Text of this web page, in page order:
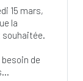
15 mars,
la
souhaitée.
besoin de